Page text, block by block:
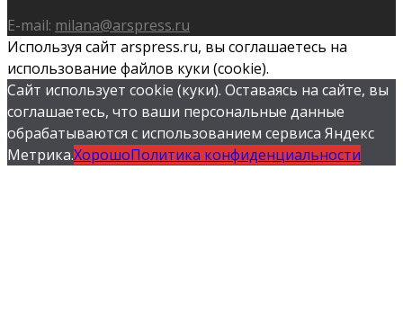
E-mail: milana@arspress.ru
Используя сайт arspress.ru, вы соглашаетесь на
использование файлов куки (cookie).
Сайт использует cookie (куки). Оставаясь на сайте, вы
соглашаетесь, что ваши персональные данные
обрабатываются с использованием сервиса Яндекс
Метрика.ХорошоПолитика конфиденциальности